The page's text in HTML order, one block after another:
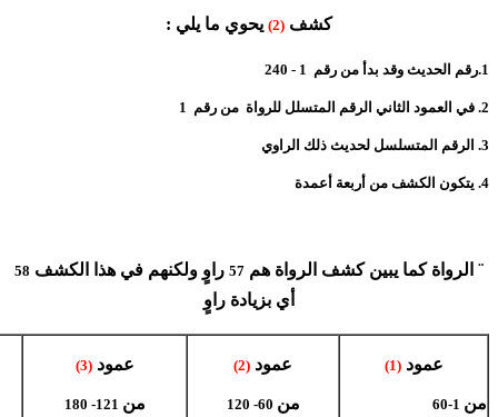
كشف (2) يحوي ما يلي :
1.رقم الحديث وقد بدأ من رقم 1 - 240
2. في العمود الثاني الرقم المتسلل للرواة من رقم 1
3. الرقم المتسلسل لحديث ذلك الراوي
4. يتكون الكشف من أربعة أعمدة
¨ الرواة كما يبين كشف الرواة هم 57 راوٍ ولكنهم في هذا الكشف 58
أي بزيادة راوٍ
عمود(1)
من
عمود (2)
من
عمود(3)
من